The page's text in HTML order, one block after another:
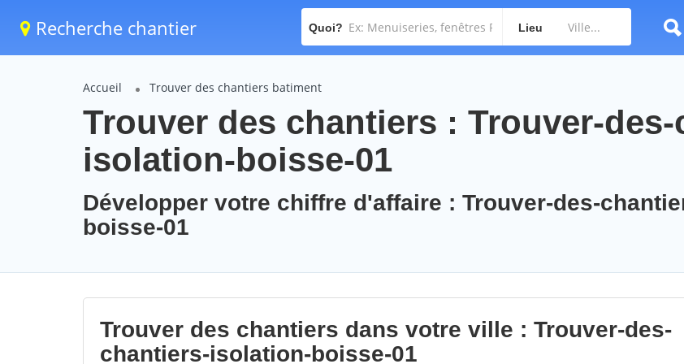
Recherche chantier Quoi? Lieu
Accueil Trouver des chantiers batiment
Trouver des chantiers : Trouver-
isolation-boisse-01
Développer votre chiffre d'affaire : Trouver-des-
boisse-01
Trouver des chantiers dans votre ville : Trouver-des-
chantiers-isolation-boisse-01